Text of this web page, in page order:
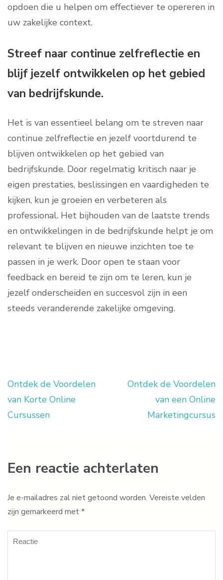
opdoen die u helpen om effectiever te opereren in
uw zakelijke context.
Streef naar continue zelfreflectie en
blijf jezelf ontwikkelen op het gebied
van bedrijfskunde.
Het is van essentieel belang om te streven naar
continue zelfreflectie en jezelf voortdurend te
blijven ontwikkelen op het gebied van
bedrijfskunde. Door regelmatig kritisch naar je
eigen prestaties, beslissingen en vaardigheden te
kijken, kun je groeien en verbeteren als
professional. Het bijhouden van de laatste trends
en ontwikkelingen in de bedrijfskunde helpt je om
relevant te blijven en nieuwe inzichten toe te
passen in je werk. Door open te staan voor
feedback en bereid te zijn om te leren, kun je
jezelf onderscheiden en succesvol zijn in een
steeds veranderende zakelijke omgeving.
Berichtnavigatie
Ontdek de Voordelen
van Korte Online
Cursussen
Ontdek de Voordelen
van een Online
Marketingcursus
Een reactie achterlaten
Je e-mailadres zal niet getoond worden. Vereiste velden
zijn gemarkeerd met*
Reactie